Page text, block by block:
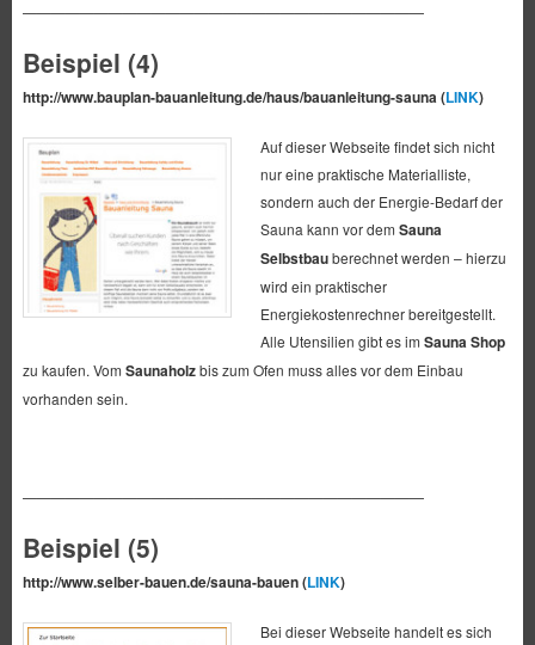
————————————————————————————
Beispiel (4)
http://www.bauplan-bauanleitung.de/haus/bauanleitung-sauna (LINK)
Auf dieser Webseite findet sich nicht
nur eine praktische Materialliste,
sondern auch der Energie-Bedarf der
Sauna kann vor dem Sauna
Selbstbauberechnet werden – hierzu
wird ein praktischer
Energiekostenrechner bereitgestellt.
Alle Utensilien gibt es im Sauna Shop
zu kaufen. Vom Saunaholzbis zum Ofen muss alles vor dem Einbau
vorhanden sein.
————————————————————————————
Beispiel (5)
http://www.selber-bauen.de/sauna-bauen (LINK)
Bei dieser Webseite handelt es sich